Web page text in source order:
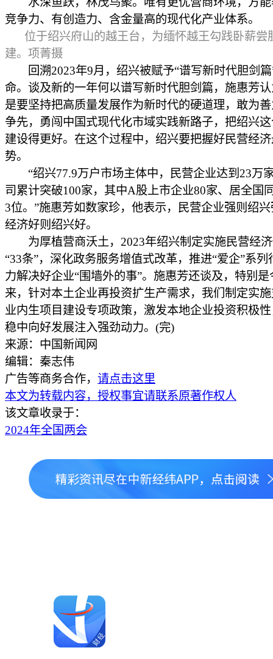
竞争力、有创造力、含金量高的现代化产业体系。
位于绍兴府山的越王台，为缅怀越王勾践卧薪尝
建。项菁摄
回溯2023年9月，绍兴被赋予“谱写新时代胆剑篇
命。谈及新的一年何以谱写新时代胆剑篇，施惠芳
是要坚持把高质量发展作为新时代的硬道理，敢为
争先，勇闯中国式现代化市域实践新路子，把绍兴
建设得更好。在这个过程中，绍兴要把握好民营经
势。
“绍兴77.9万户市场主体中，民营企业达到23万
司累计突破100家，其中A股上市企业80家、居全国
3位。”施惠芳如数家珍，他表示，民营企业强则绍
经济好则绍兴好。
为厚植营商沃土，2023年绍兴制定实施民营经
“33条”，深化政务服务增值式改革，推进“爱企”系列
力解决好企业“围墙外的事”。施惠芳还谈及，特别是
来，针对本土企业再投资扩生产需求，我们制定实
业内生项目建设专项政策，激发本地企业投资积极
稳中向好发展注入强劲动力。(完)
来源：中国新闻网
编辑：秦志伟
广告等商务合作， 请点击这里
本文为转载内容，授权事宜请联系原著作权人
该文章收录于：
2024年全国两会